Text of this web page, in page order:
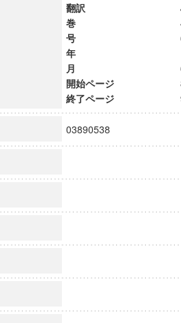
翻訳
巻
号
年
月
開始ページ
終了ページ
03890538